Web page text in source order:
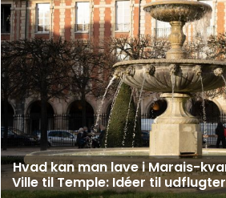
Hvad kan man lave i Marais-
Ville til Temple: Idéer til